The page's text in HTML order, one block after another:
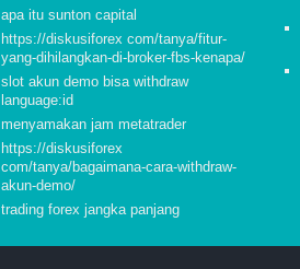
apa itu sunton capital
https://diskusiforex com/tanya/fitur-
yang-dihilangkan-di-broker-fbs-kenapa/
slot akun demo bisa withdraw
language:id
menyamakan jam metatrader
https://diskusiforex
com/tanya/bagaimana-cara-withdraw-
akun-demo/
trading forex jangka panjang